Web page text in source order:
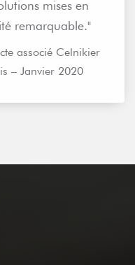
mises en
remarquable."
associé Celnikier
– Janvier 2020